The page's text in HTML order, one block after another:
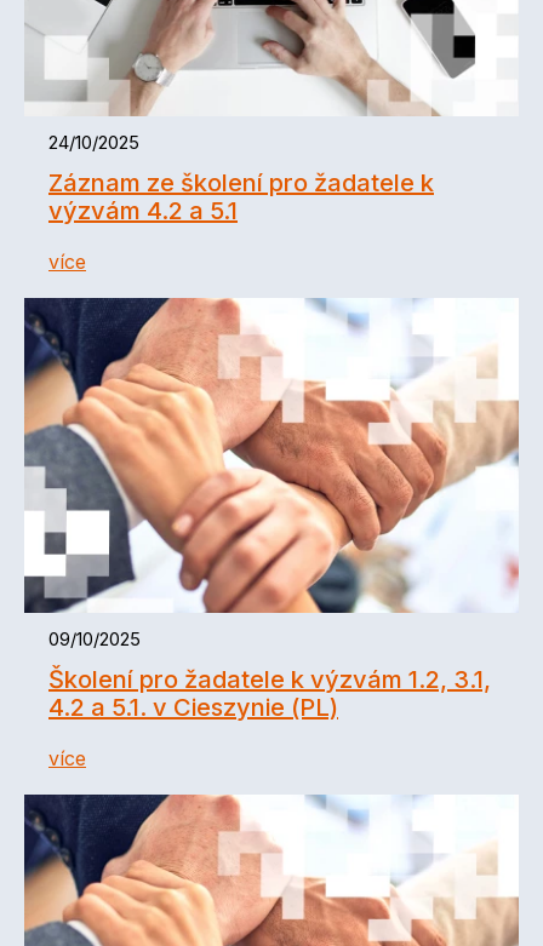
24/10/2025
Záznam ze školení pro žadatele k
výzvám 4.2 a 5.1
více
09/10/2025
Školení pro žadatele k výzvám 1.2, 3.1,
4.2 a 5.1. v Cieszynie (PL)
více